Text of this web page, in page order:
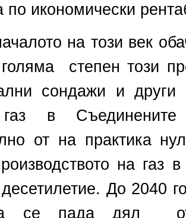
по икономически
на този век
степен този
сондажи и
в
от на практика
на газ
До 2040
се пада дял от